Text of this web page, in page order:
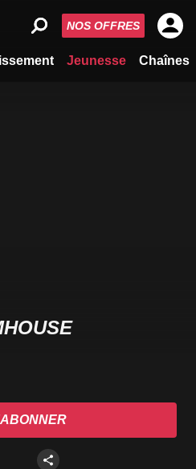
Jeunesse Chaînes
NOS OFFRES